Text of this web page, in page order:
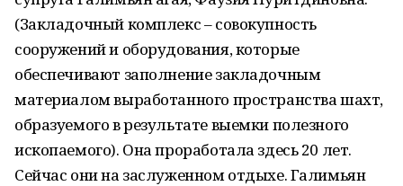
(Закладочный комплекс – совокупность
сооружений и оборудования, которые
обеспечивают заполнение закладочным
материалом выработанного пространства шахт,
образуемого в результате выемки полезного
ископаемого). Она проработала здесь 20 лет.
Сейчас они на заслуженном отдыхе. Галимьян